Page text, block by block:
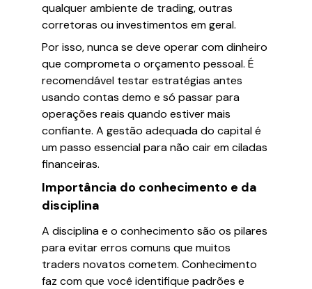
qualquer ambiente de trading, outras
corretoras ou investimentos em geral.
Por isso, nunca se deve operar com dinheiro
que comprometa o orçamento pessoal. É
recomendável testar estratégias antes
usando contas demo e só passar para
operações reais quando estiver mais
confiante. A gestão adequada do capital é
um passo essencial para não cair em ciladas
financeiras.
Importância do conhecimento e da
disciplina
A disciplina e o conhecimento são os pilares
para evitar erros comuns que muitos
traders novatos cometem. Conhecimento
faz com que você identifique padrões e